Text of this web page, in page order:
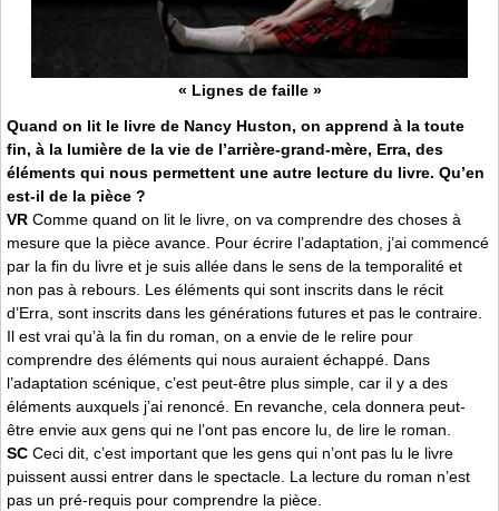
« Lignes de faille »
Quand on lit le livre de Nancy Huston, on apprend à la toute
fin, à la lumière de la vie de l’arrière-grand-mère, Erra, des
éléments qui nous permettent une autre lecture du livre. Qu’en
est-il de la pièce ?
VR Comme quand on lit le livre, on va comprendre des choses à
mesure que la pièce avance. Pour écrire l’adaptation, j’ai commencé
par la fin du livre et je suis allée dans le sens de la temporalité et
non pas à rebours. Les éléments qui sont inscrits dans le récit
d’Erra, sont inscrits dans les générations futures et pas le contraire.
Il est vrai qu’à la fin du roman, on a envie de le relire pour
comprendre des éléments qui nous auraient échappé. Dans
l’adaptation scénique, c’est peut-être plus simple, car il y a des
éléments auxquels j’ai renoncé. En revanche, cela donnera peut-
être envie aux gens qui ne l’ont pas encore lu, de lire le roman.
SC Ceci dit, c’est important que les gens qui n’ont pas lu le livre
puissent aussi entrer dans le spectacle. La lecture du roman n’est
pas un pré-requis pour comprendre la pièce.